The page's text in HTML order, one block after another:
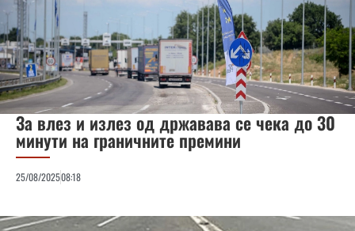
За влез и излез од државава се чека до 30
минути на граничните премини
25/08/202508:18